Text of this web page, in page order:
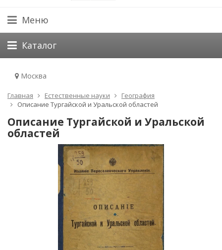
Меню
Каталог
Москва
Главная Естественные науки
География
Описание Тургайской и Уральской областей
Описание Тургайской и Уральской
областей